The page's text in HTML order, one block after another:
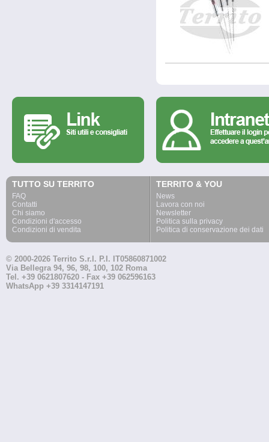
TUTTO SU TERRITO
FAQ
Contatti
Chi siamo
Condizioni d'accesso
Condizioni di vendita
TERRITO & YOU
News
Lavora con noi
Newsletter
Politica sulla privacy
Politica di conservazione dei dati
© 2000-2026 Territo S.r.l. P.I. IT05860871002
Via Bellegra 94, 96, 98, 100, 102 Roma
Tel. +39 0621807620 - Fax +39 062596163
WhatsApp +39 3314147191